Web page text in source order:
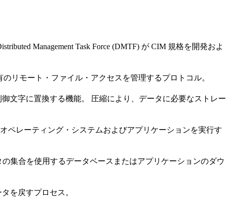
Management Task Force (DMTF) が CIM 規格を開発およ
リモート・ファイル・アクセスを管理するプロトコル。
文字に置換する機能。 圧縮により、データに必要なストレー
ペレーティング・システムおよびアプリケーションを実行す
集合を使用するデータベースまたはアプリケーションのダウ
を戻すプロセス。